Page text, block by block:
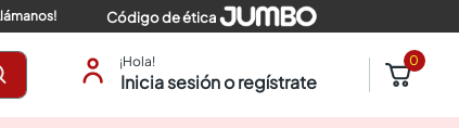
Código de ética
¡Hola!
Inicia sesión o regístrate
0